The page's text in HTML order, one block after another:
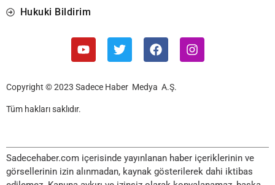
Hukuki Bildirim
Copyright © 2023 Sadece Haber Medya A.Ş.
Tüm hakları saklıdır.
Sadecehaber.com içerisinde yayınlanan haber içeriklerinin ve
görsellerinin izin alınmadan, kaynak gösterilerek dahi iktibas